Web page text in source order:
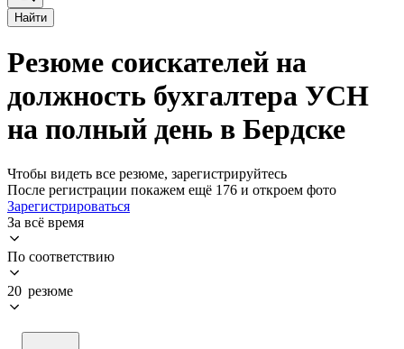
Найти
Резюме соискателей на
должность бухгалтера УСН
на полный день в Бердске
Чтобы видеть все резюме, зарегистрируйтесь
После регистрации покажем ещё 176 и откроем фото
Зарегистрироваться
За всё время
По соответствию
20 резюме